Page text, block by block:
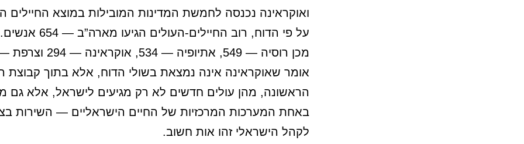
ואוקראינה נכנסה לחמשת המדינות המובילות במוצא החיילים
על פי הדוח, רוב החיילים-
אומר שאוקראינה אינה נמצאת בשולי הדוח, אלא בתוך קבוצת
הראשונה, מהן עולים חדשים לא רק מגיעים לישראל, אלא גם
באחת המערכות המרכזיות של החיים הישראליים — השירות
לקהל הישראלי זהו אות חשוב.